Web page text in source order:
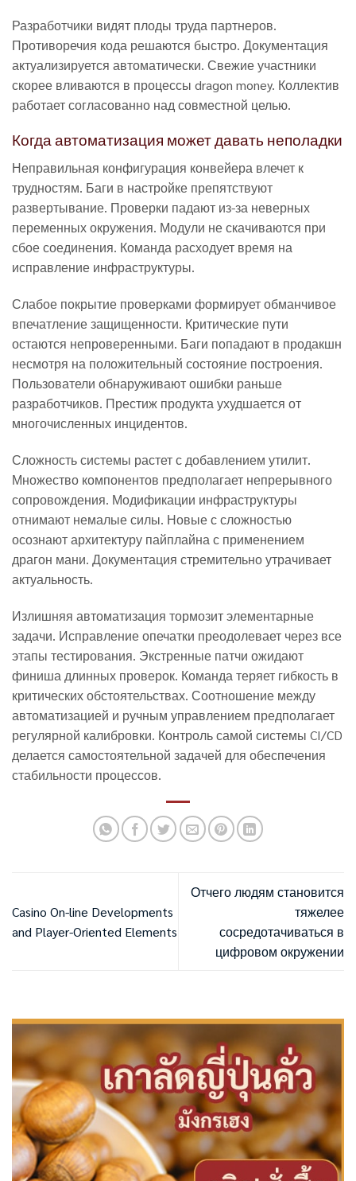
Разработчики видят плоды труда партнеров.
Противоречия кода решаются быстро. Документация
актуализируется автоматически. Свежие участники
скорее вливаются в процессы dragon money. Коллектив
работает согласованно над совместной целью.
Когда автоматизация может давать неполадки
Неправильная конфигурация конвейера влечет к
трудностям. Баги в настройке препятствуют
развертывание. Проверки падают из-за неверных
переменных окружения. Модули не скачиваются при
сбое соединения. Команда расходует время на
исправление инфраструктуры.
Слабое покрытие проверками формирует обманчивое
впечатление защищенности. Критические пути
остаются непроверенными. Баги попадают в продакшн
несмотря на положительный состояние построения.
Пользователи обнаруживают ошибки раньше
разработчиков. Престиж продукта ухудшается от
многочисленных инцидентов.
Сложность системы растет с добавлением утилит.
Множество компонентов предполагает непрерывного
сопровождения. Модификации инфраструктуры
отнимают немалые силы. Новые с сложностью
осознают архитектуру пайплайна с применением
драгон мани. Документация стремительно утрачивает
актуальность.
Излишняя автоматизация тормозит элементарные
задачи. Исправление опечатки преодолевает через все
этапы тестирования. Экстренные патчи ожидают
финиша длинных проверок. Команда теряет гибкость в
критических обстоятельствах. Соотношение между
автоматизацией и ручным управлением предполагает
регулярной калибровки. Контроль самой системы CI/CD
делается самостоятельной задачей для обеспечения
стабильности процессов.
Casino On-line Developments
and Player-Oriented Elements
Отчего людям становится
тяжелее
сосредотачиваться в
цифровом окружении